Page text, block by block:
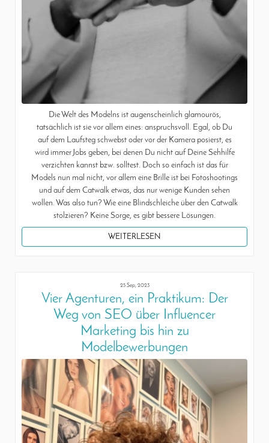
Die Welt des Modelns ist augenscheinlich glamourös,
tatsächlich ist sie vor allem eines: anspruchsvoll. Egal, ob Du
auf dem Laufsteg schwebst oder vor der Kamera posierst, es
wird immer Jobs geben, bei denen Du nicht auf Deine Sehhilfe
verzichten kannst bzw. solltest. Doch so einfach ist das für
Models nun mal nicht, vor allem eine Brille ist bei Fotoshootings
und auf dem Catwalk etwas, das nur wenige Kunden sehen
wollen. Was also tun? Wie eine Blindschleiche über den Catwalk
stolzieren? Keine Sorge, es gibt bessere Lösungen.
WEITERLESEN
25 Sep, 2023
Vier Agenturen, ein Praktikum: Der
Weg von SEO über Influencer
Marketing bis hin zu
Modelbewerbungen